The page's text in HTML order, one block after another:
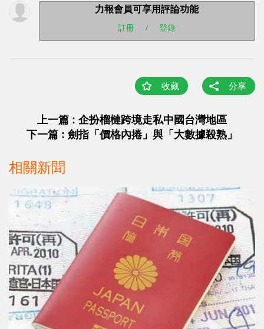
力報會員可享用評論功能
註冊 / 登錄
收藏 分享
上一篇 : 企扮榴槤跨境走私中國台灣地區
下一篇 : 劍指「價格內捲」與「大數據殺熟」
相關新聞